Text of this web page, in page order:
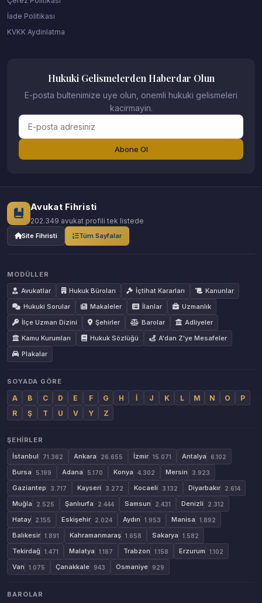
İade Politikası
KVKK Aydinlatma
Hukuki Gelismelerden Haberdar Olun
E-posta bultenimize uye olun, onemli hukuki gelismeleri
kacirmayin.
Abone Ol
Avukat Fihristi
202.349 avukat profili tek listede
Site Fihristi Tüm Sayfalar
MODÜLLER
Avukatlar
Hukuk Büroları İçtihat Kararları
Kanunlar
Hukuki Sorular
Makaleler İlanlar
Uzmanlık
İlçe Uzman Dizini
Şehirler Barolar
Adliyeler
Kamu Kurumları
Hukuk Sözlüğü
A'dan Z'ye Mesafeler
Plakalar
SOYADA GÖRE
A B C D E F G H İ J K L M N O
P
R
Ş T U V Y Z
ŞEHIRLER
İstanbul
71.362 Ankara 26.655 İzmir 15.071 Antalya 6.102
Bursa 5.199 Adana 5.170 Konya 4.302 Mersin 3.923
Gaziantep 3.717 Kayseri 3.272 Kocaeli 3.132 Diyarbakır 2.614
Muğla 2.525 Şanlıurfa 2.444 Samsun 2.431 Denizli 2.312
Hatay 2.155 Eskişehir 2.024 Aydın 1.953 Manisa 1.892
Balıkesir 1.891 Kahramanmaraş 1.658 Sakarya 1.582
Tekirdağ 1.471 Malatya 1.187 Trabzon 1.158 Erzurum 1.102
Van 1.075 Çanakkale 943 Osmaniye 929
BAROLAR